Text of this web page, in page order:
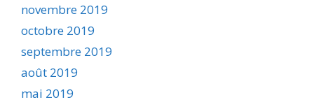
novembre 2019
octobre 2019
septembre 2019
août 2019
mai 2019